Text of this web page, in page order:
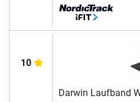
10
Darwin Laufband